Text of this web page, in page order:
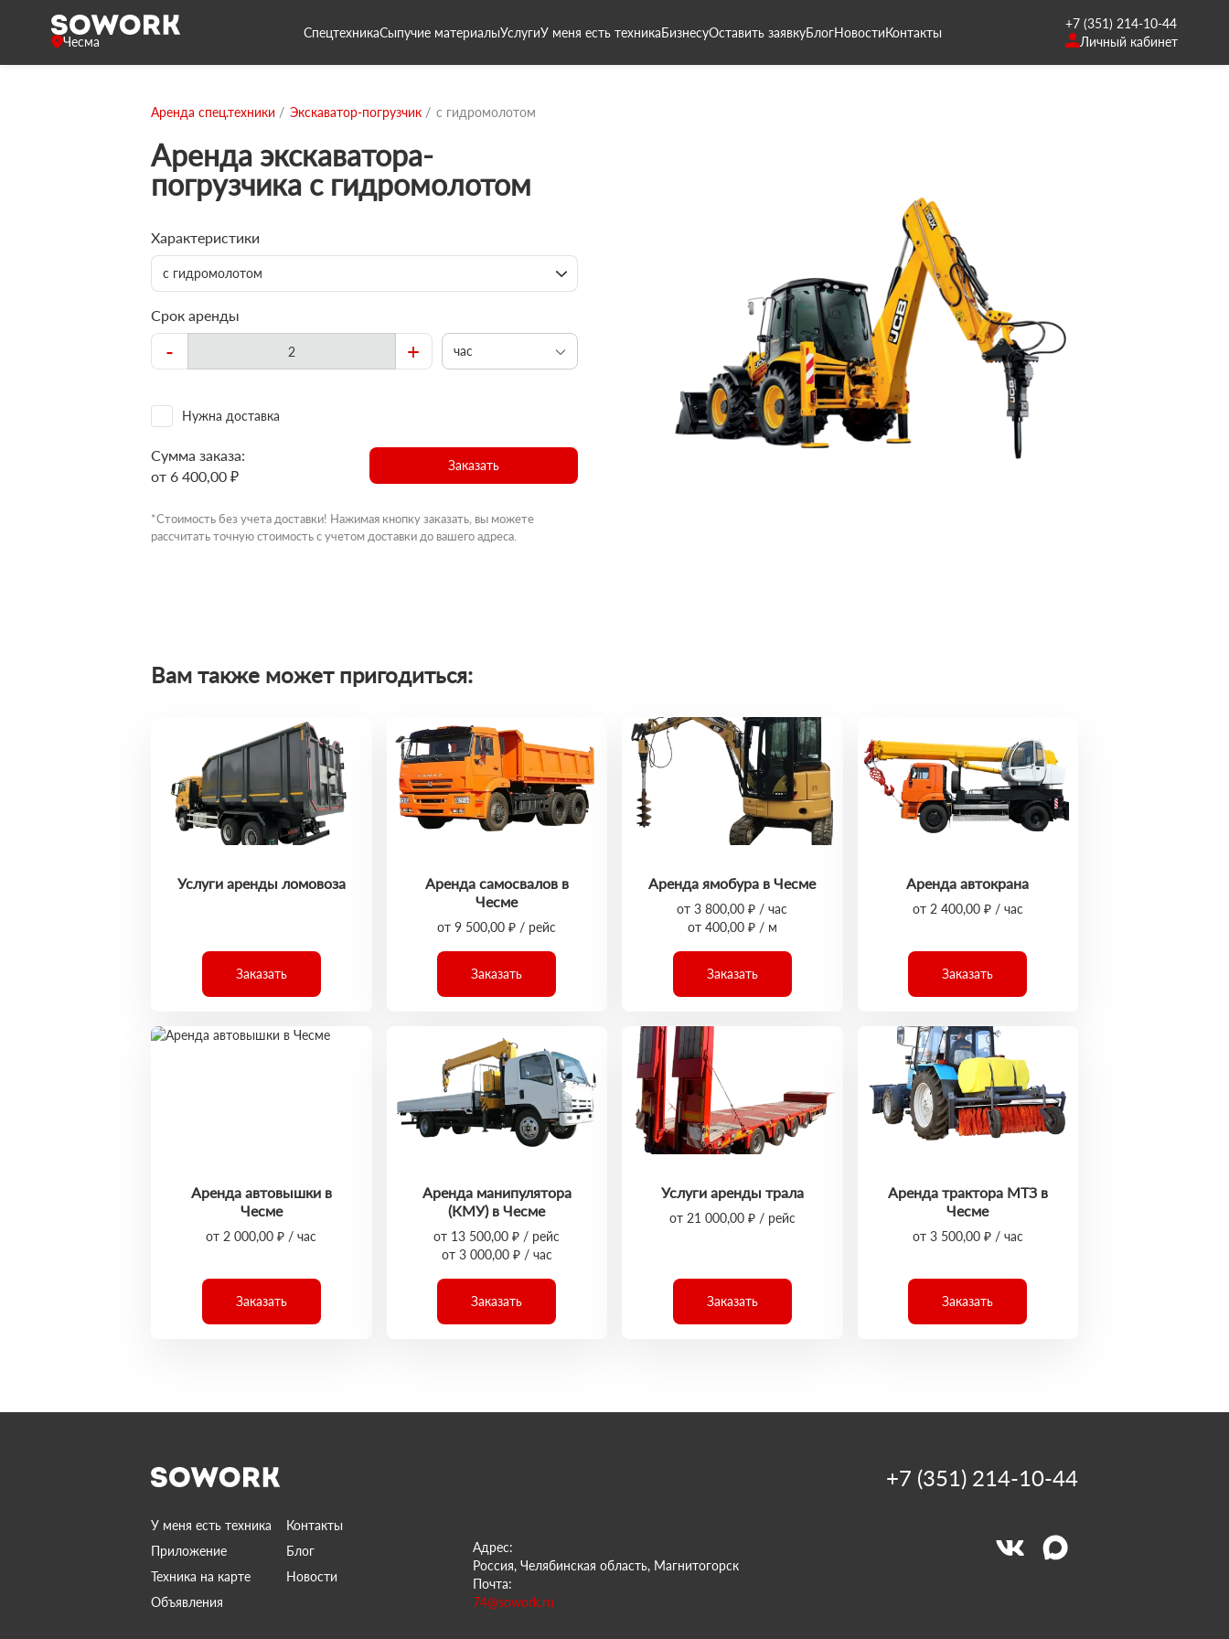
Чесма
СпецтехникаСыпучие материалыУслугиУ меня есть техникаБизнесуОставить заявкуБлогНовостиКонтакты
+7 (351) 214-10-44
Личный кабинет
Аренда спец.техники Экскаватор-погрузчик с гидромолотом
Аренда экскаватора-
погрузчика с гидромолотом
Характеристики
с гидромолотом
Срок аренды
- + час
Нужна доставка
Сумма заказа:
от 6 400,00 ₽
Заказать
*Стоимость без учета доставки! Нажимая кнопку заказать, вы можете
рассчитать точную стоимость с учетом доставки до вашего адреса.
Вам также может пригодиться:
Услуги аренды ломовоза
Заказать
Аренда самосвалов в
Чесме
от 9 500,00 ₽ / рейс
Заказать
Аренда ямобура в Чесме
от 3 800,00 ₽ / час
от 400,00 ₽ / м
Заказать
Аренда автокрана
от 2 400,00 ₽ / час
Заказать
Аренда автовышки в
Чесме
от 2 000,00 ₽ / час
Заказать
Аренда манипулятора
(КМУ) в Чесме
от 13 500,00 ₽ / рейс
от 3 000,00 ₽ / час
Заказать
Услуги аренды трала
от 21 000,00 ₽ / рейс
Заказать
Аренда трактора МТЗ в
Чесме
от 3 500,00 ₽ / час
Заказать
У меня есть техника
Контакты
Приложение
Блог
Техника на карте
Новости
Объявления
Адрес:
Россия, Челябинская область, Магнитогорск
Почта:
74@sowork.ru
+7 (351) 214-10-44